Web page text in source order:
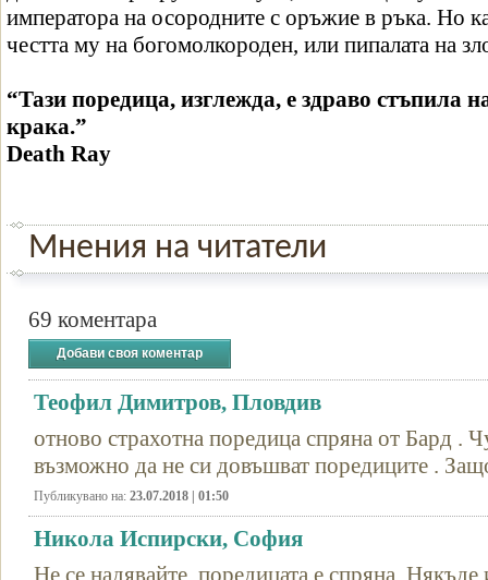
императора на осородните с оръжие в ръка. Но
честта му на богомолкороден, или пипалата на
“Тази поредица, изглежда, е здраво стъпила
крака.”
Death Ray
Мнения на читатели
69 коментара
Добави своя коментар
Теофил Димитров, Пловдив
отново страхотна поредица спряна от Бард .
възможно да не си довъшват поредиците .
Публикувано на: 23.07.2018 | 01:50
Никола Испирски, София
Не се надявайте, поредицата е спряна. Някъде